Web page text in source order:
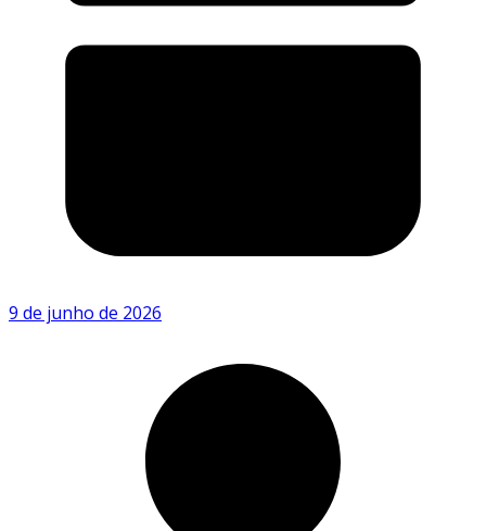
9 de junho de 2026